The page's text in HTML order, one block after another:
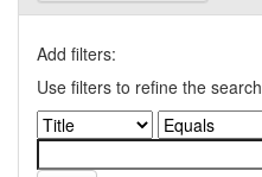
Add filters:
Use filters to refine the